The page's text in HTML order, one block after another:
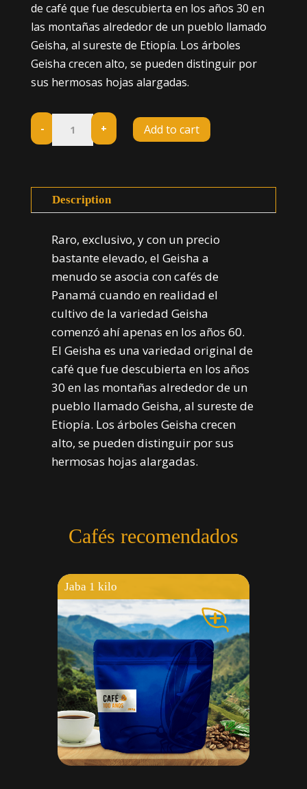
de café que fue descubierta en los años 30 en
las montañas alrededor de un pueblo llamado
Geisha, al sureste de Etiopía. Los árboles
Geisha crecen alto, se pueden distinguir por
sus hermosas hojas alargadas.
-
1
+ Add to cart
Description
Raro, exclusivo, y con un precio
bastante elevado, el Geisha a
menudo se asocia con cafés de
Panamá cuando en realidad el
cultivo de la variedad Geisha
comenzó ahí apenas en los años 60.
El Geisha es una variedad original de
café que fue descubierta en los años
30 en las montañas alrededor de un
pueblo llamado Geisha, al sureste de
Etiopía. Los árboles Geisha crecen
alto, se pueden distinguir por sus
hermosas hojas alargadas.
Cafés recomendados
Jaba 1 kilo